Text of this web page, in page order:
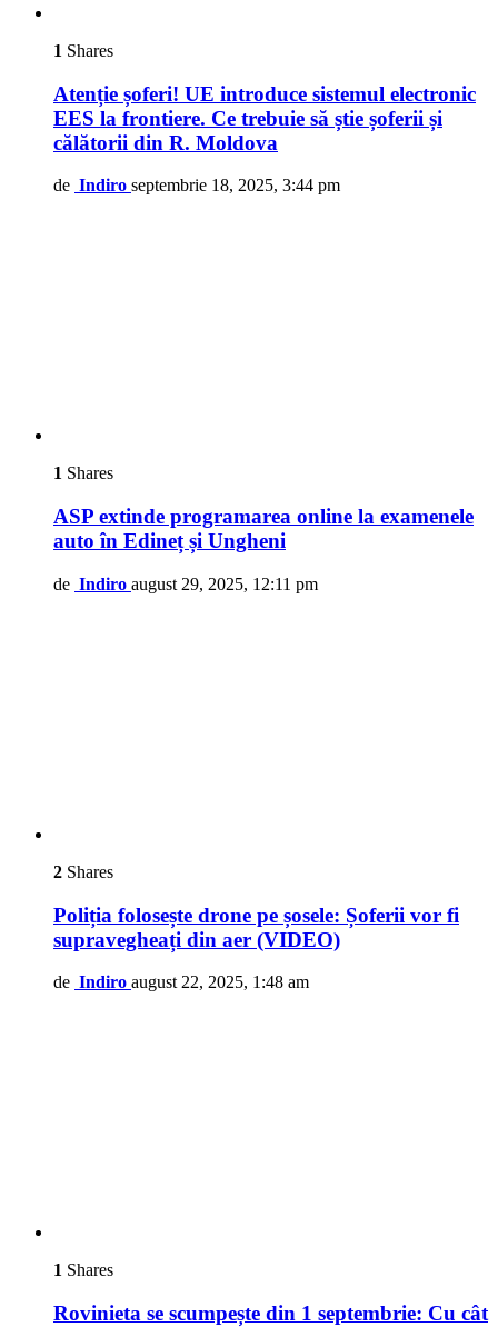
1 Shares
Atenție șoferi! UE introduce sistemul electronic
EES la frontiere. Ce trebuie să știe șoferii și
călătorii din R. Moldova
de Indiro septembrie 18, 2025, 3:44 pm
1 Shares
ASP extinde programarea online la examenele
auto în Edineț și Ungheni
de Indiro august 29, 2025, 12:11 pm
2 Shares
Poliția folosește drone pe șosele: Șoferii vor fi
supravegheați din aer (VIDEO)
de Indiro august 22, 2025, 1:48 am
1 Shares
Rovinieta se scumpește din 1 septembrie: Cu cât